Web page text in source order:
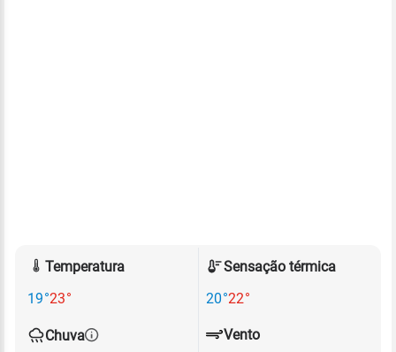
Temperatura
19°23°
Sensação térmica
20°22°
Chuva
Vento